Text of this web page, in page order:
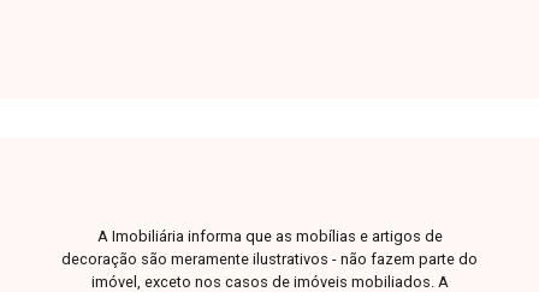
A Imobiliária informa que as mobílias e artigos de
decoração são meramente ilustrativos - não fazem parte do
imóvel, exceto nos casos de imóveis mobiliados. A